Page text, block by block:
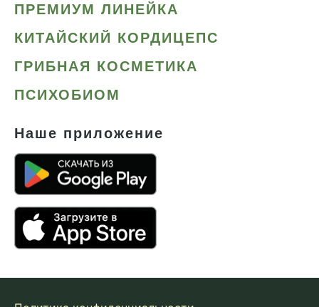
ПРЕМИУМ ЛИНЕЙКА
КИТАЙСКИЙ КОРДИЦЕПС
ГРИБНАЯ КОСМЕТИКА
ПСИХОБИОМ
Наше приложение